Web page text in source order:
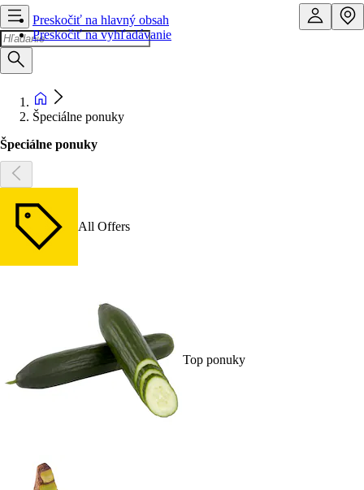
Preskočiť na hlavný obsah
Preskočiť na vyhľadávanie
Špeciálne ponuky
Špeciálne ponuky
All Offers
Top ponuky